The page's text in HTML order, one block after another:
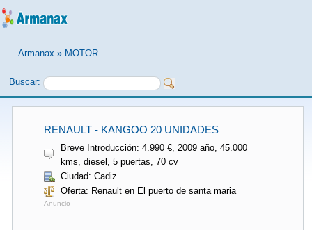
Armanax » MOTOR
Buscar:
RENAULT - KANGOO 20 UNIDADES
Breve Introducción: 4.990 €, 2009 año, 45.000
kms, diesel, 5 puertas, 70 cv
Ciudad: Cadiz
Oferta: Renault en El puerto de santa maria
Anuncio